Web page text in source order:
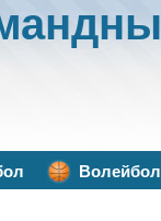
Волейбол